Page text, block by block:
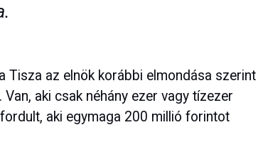
Tisza az elnök korábbi elmondása szerint
aki csak néhány ezer vagy tízezer
aki egymaga 200 millió forintot